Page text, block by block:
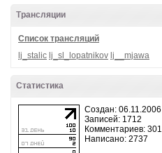
Трансляции
Список трансляций
lj_stalic lj_sl_lopatnikov lj__mjawa
Статистика
Создан: 06.11.2006
Записей: 1712
Комментариев: 301
Написано: 2737